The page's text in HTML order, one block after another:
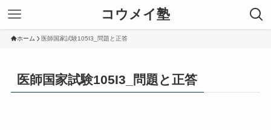
コウメイ塾
ホーム 医師国家試験105I3_問題と正答
医師国家試験105I3_問題と正答